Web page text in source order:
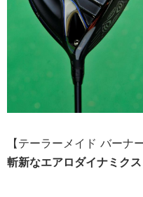
【テーラーメイド バーナー
斬新なエアロダイナミクス